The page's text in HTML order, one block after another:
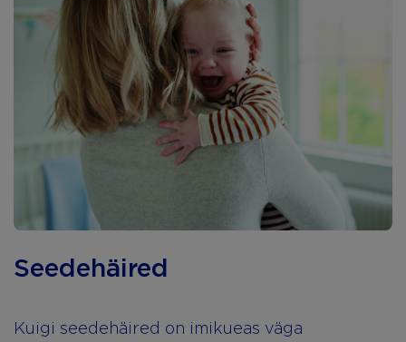
Seedehäired
Kuigi seedehäired on imikueas väga